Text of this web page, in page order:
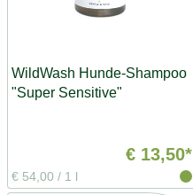
WildWash Hunde-Shampoo
"Super Sensitive"
€ 13,50*
€ 54,00 / 1 l